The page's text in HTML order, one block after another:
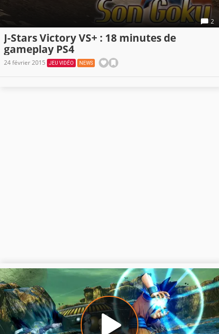
2
J-Stars Victory VS+ : 18 minutes de
gameplay PS4
24 février 2015 JEU VIDÉO NEWS